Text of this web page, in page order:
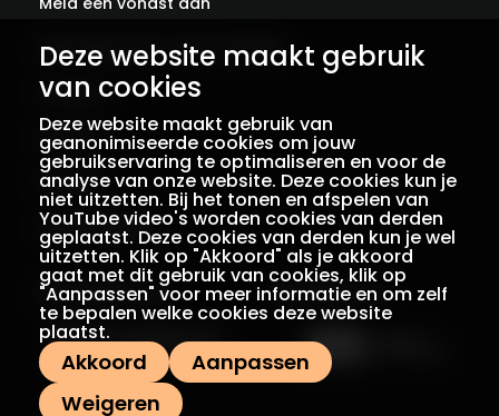
Deze website maakt gebruik
van cookies
Deze website maakt gebruik van
geanonimiseerde cookies om jouw
gebruikservaring te optimaliseren en voor de
analyse van onze website. Deze cookies kun je
niet uitzetten. Bij het tonen en afspelen van
YouTube video's worden cookies van derden
geplaatst. Deze cookies van derden kun je wel
uitzetten. Klik op "Akkoord" als je akkoord
gaat met dit gebruik van cookies, klik op
"Aanpassen" voor meer informatie en om zelf
te bepalen welke cookies deze website
plaatst.
Akkoord
Aanpassen
Weigeren
Abonneer je op onze verhalen
Contact
Colofon
Privacy
Voorwaarden
Een initiatief van Met dank aan